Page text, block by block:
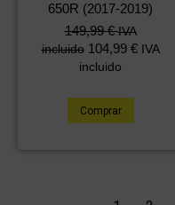
650R (2017-2019)
149,99€ IVA
incluido 104,99 € IVA
incluido
Comprar